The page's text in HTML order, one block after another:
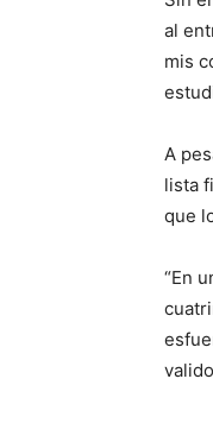
al
mis
A
lista
que
“En